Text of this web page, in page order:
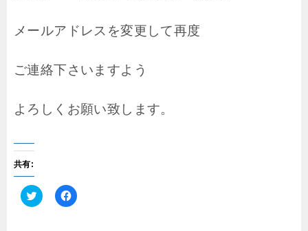
メールアドレスを変更して再度
ご連絡下さいますよう
よろしくお願い致します。
共有:
ク F